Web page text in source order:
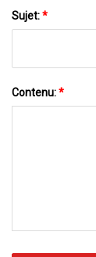
Sujet:*
Contenu:*